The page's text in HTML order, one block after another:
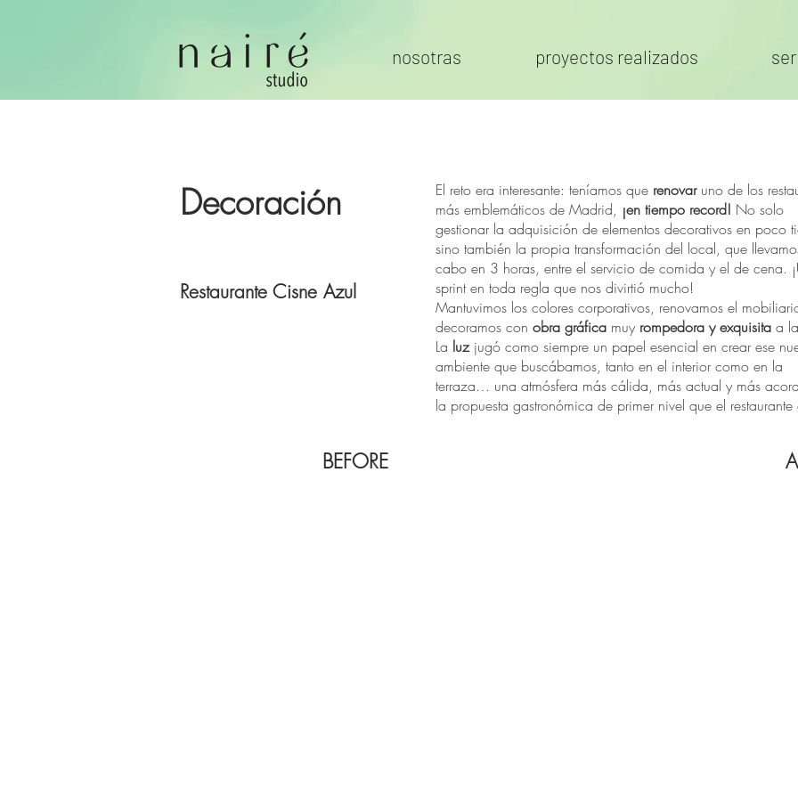
nosotras proyectos realizados
Decoración
Restaurante Cisne Azul
El reto era interesante: teníamos que renovaruno de los
más emblemáticos de Madrid, ¡en tiempo record! No solo
gestionar la adquisición de elementos decorativos en poco
sino también la propia transformación del local, que
cabo en 3 horas, entre el servicio de comida y el de cena.
sprint en toda regla que nos divirtió mucho!
Mantuvimos los colores corporativos, renovamos el
decoramos con obra gráfica muy rompedora y exquisita a
La luzjugó como siempre un papel esencial en crear ese
ambiente que buscábamos, tanto en el interior como en la
terraza… una atmósfera más cálida, más actual y más
la propuesta gastronómica de primer nivel que el restaurante
BEFORE